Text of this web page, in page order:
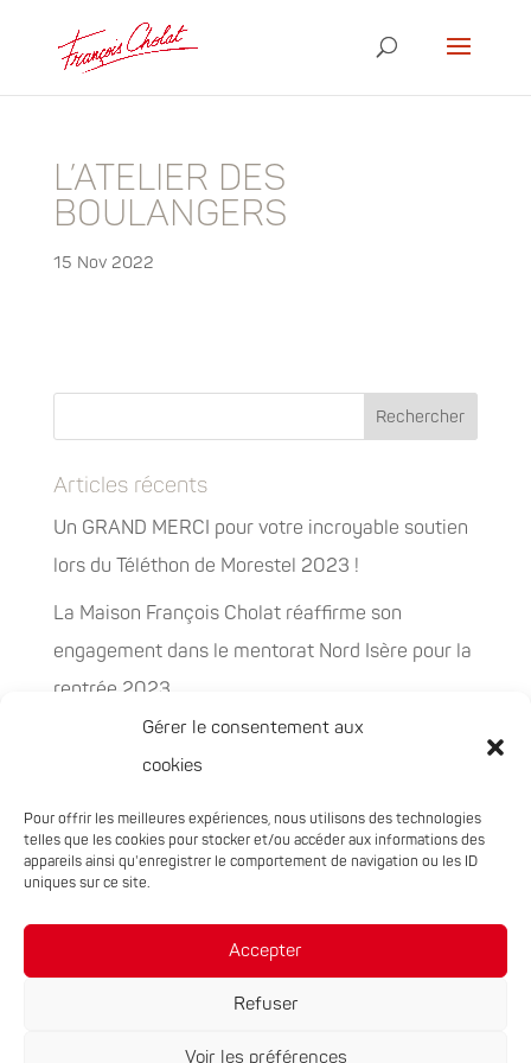
Gérer le consentement aux
cookies
Pour offrir les meilleures expériences, nous utilisons des technologies
telles que les cookies pour stocker et/ou accéder aux informations des
appareils ainsi qu'enregistrer le comportement de navigation ou les ID
uniques sur ce site.
Accepter
Refuser
Voir les préférences
L’ATELIER DES
BOULANGERS
15 Nov 2022
Articles récents
Un GRAND MERCI pour votre incroyable soutien
lors du Téléthon de Morestel 2023 !
La Maison François Cholat réaffirme son
engagement dans le mentorat Nord Isère pour la
rentrée 2023
La Maison François Cholat accueil et participe à
la préservation des espaces naturels sensibles
PEPITES, la nouvelle filière chanvre en
Auvergne-Rhône-Alpes